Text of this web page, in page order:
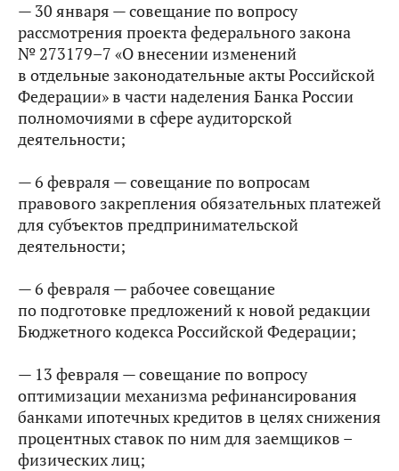
— 30 января — совещание по вопросу
рассмотрения проекта федерального закона
№ 273179–7 «О внесении изменений
в отдельные законодательные акты Российской
Федерации» в части наделения Банка России
полномочиями в сфере аудиторской
деятельности;
— 6 февраля — совещание по вопросам
правового закрепления обязательных платежей
для субъектов предпринимательской
деятельности;
— 6 февраля — рабочее совещание
по подготовке предложений к новой редакции
Бюджетного кодекса Российской Федерации;
— 13 февраля — совещание по вопросу
оптимизации механизма рефинансирования
банками ипотечных кредитов в целях снижения
процентных ставок по ним для заемщиков –
физических лиц;